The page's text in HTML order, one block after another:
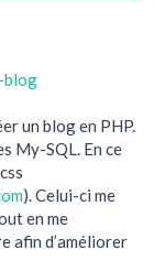
blog
un blog en PHP.
My-SQL. En ce
). Celui-ci me
en me
afin d’améliorer